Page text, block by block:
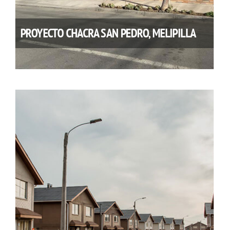
PROYECTO CHACRA SAN PEDRO, MELIPILLA